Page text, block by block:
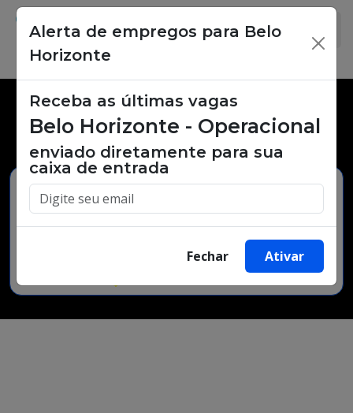
Vagas de emprego,
oportunidades de trabalho.
Buscar Vagas
Alerta de empregos para Belo
Horizonte
×
Receba as últimas vagas
Belo Horizonte - Operacional
enviado diretamente para sua
caixa de entrada
Fechar Ativar